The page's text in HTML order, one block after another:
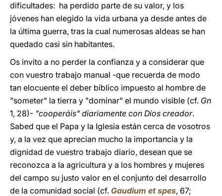
dificultades: ha perdido parte de su valor, y los
jóvenes han elegido la vida urbana ya desde antes de
la última guerra, tras la cual numerosas aldeas se han
quedado casi sin habitantes.
Os invito a no perder la confianza y a considerar que
con vuestro trabajo manual -que recuerda de modo
tan elocuente el deber bíblico impuesto al hombre de
"someter" la tierra y "dominar" el mundo visible (cf. Gn
1, 28)- "cooperáis" diariamente con Dios creador.
Sabed que el Papa y la Iglesia están cerca de vosotros
y, a la vez que aprecian mucho la importancia y la
dignidad de vuestro trabajo diario, desean que se
reconozca a la agricultura y a los hombres y mujeres
del campo su justo valor en el conjunto del desarrollo
de la comunidad social (cf. Gaudium et spes, 67;